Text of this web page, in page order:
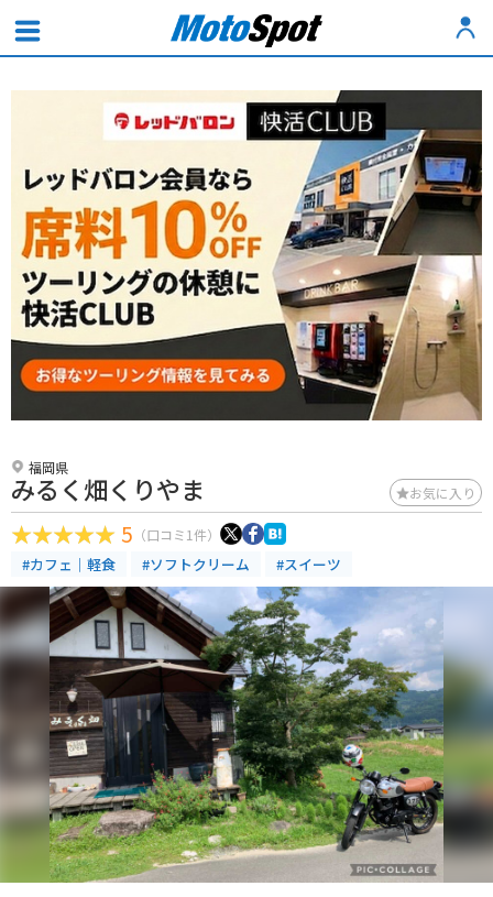
福岡県
みるく畑くりやま お気に入り
5 （口コミ1件）
#カフェ｜軽食 #ソフトクリーム #スイーツ